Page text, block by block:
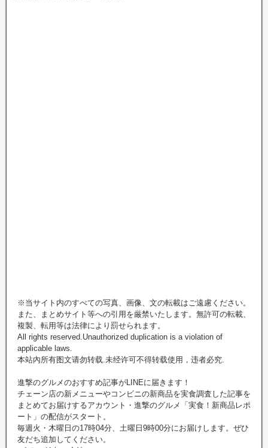
※当サイト内のすべての写真、画像、文の転載はご遠慮ください。
また、まとめサイト等への引用を厳禁いたします。無許可の転載、
複製、転用等は法律により罰せられます。
All rights reserved.Unauthorized duplication is a violation of
applicable laws.
本站內所有图文请勿转载.未经许可不得转载使用，违者必究.
進撃のグルメのおすすめ記事がLINEに届きます！
チェーン店の新メニューやコンビニの新商品を実食調査した記事を
まとめてお届けするアカウント・進撃のグルメ「実食！新商品レポ
ート」の配信がスタート。
毎週火・木曜日の17時04分、土曜日9時00分にお届けします。ぜひ
友だち追加してください。